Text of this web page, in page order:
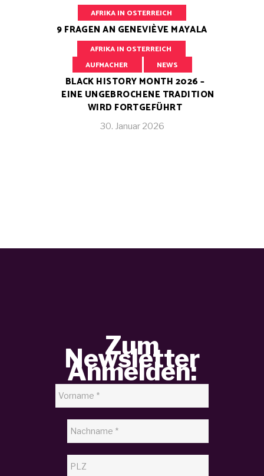
AFRIKA IN OSTERREICH
9 FRAGEN AN GENEVIÈVE MAYALA
24. März 2026
AFRIKA IN OSTERREICH
AUFMACHER
NEWS
BLACK HISTORY MONTH 2026 –
EINE UNGEBROCHENE TRADITION
WIRD FORTGEFÜHRT
30. Januar 2026
Zum
Newsletter
Anmelden: